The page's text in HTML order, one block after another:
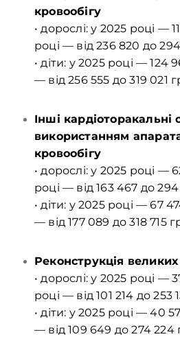
кровообігу
• дорослі: у 2025 році —
році — від 236 820 до
• діти: у 2025 році — 124
— від 256 555 до 319 021
Інші кардіоторакальні
використанням
кровообігу
• дорослі: у 2025 році —
році — від 163 467 до
• діти: у 2025 році — 67
— від 177 089 до 318 715
Реконструкція
• дорослі: у 2025 році —
році — від 101 214 до 253
• діти: у 2025 році — 40
— від 109 649 до 274 224